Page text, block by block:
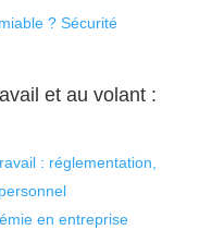
? Sécurité
et au volant :
: réglementation,
en entreprise